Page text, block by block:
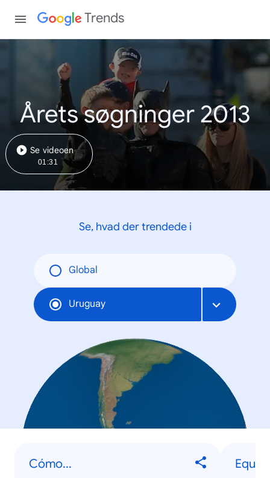
Trends
Årets søgninger 2013
Se videoen
01:31
Se, hvad der trendede i
Global
Uruguay
Cómo...